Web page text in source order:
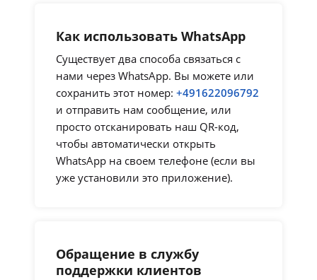
Как использовать WhatsApp
Существует два способа связаться с
нами через WhatsApp. Вы можете или
сохранить этот номер: +491622096792
и отправить нам сообщение, или
просто отсканировать наш QR-код,
чтобы автоматически открыть
WhatsApp на своем телефоне (если вы
уже установили это приложение).
Обращение в службу
поддержки клиентов